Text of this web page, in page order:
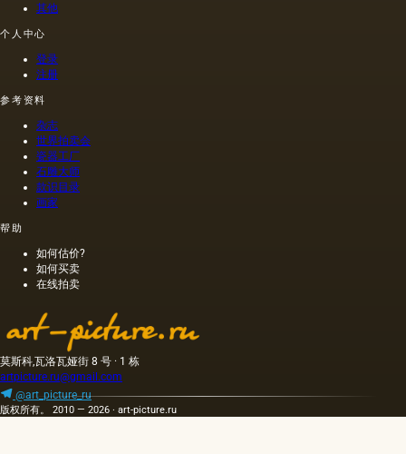
其他
个人中心
登录
注册
参考资料
杂志
世界拍卖会
瓷器工厂
石雕大师
款识目录
画家
帮助
如何估价?
如何买卖
在线拍卖
莫斯科,瓦洛瓦娅街 8 号 · 1 栋
artpicture.ru@gmail.com
@art_picture_ru
版权所有。 2010 — 2026 · art-picture.ru